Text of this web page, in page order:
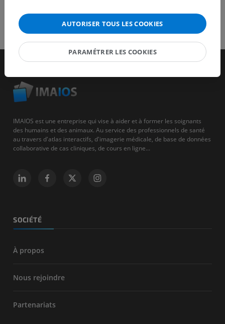
IMAIOS est une entreprise qui vise à aider et à former les soignants
des humains et des animaux. Au service des professionnels de santé
au travers d'atlas interactifs, d'imagerie médicale, de base de données
collaborative de cas cliniques, de cours en ligne...
SOCIÉTÉ
À propos
Nous rejoindre
Partenariats
AUTORISER TOUS LES COOKIES
PARAMÉTRER LES COOKIES